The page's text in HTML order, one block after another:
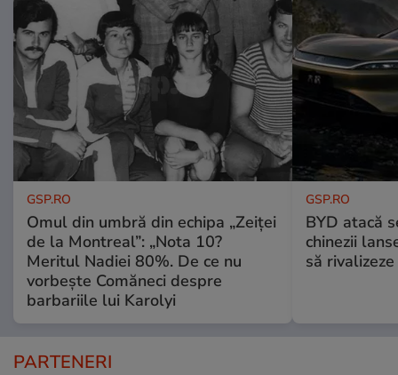
GSP.RO
Omul din umbră din echipa „Zeiței
de la Montreal”: „Nota 10?
Meritul Nadiei 80%. De ce nu
vorbește Comăneci despre
barbariile lui Karolyi
GSP.RO
BYD atacă
chinezii
să
PARTENERI